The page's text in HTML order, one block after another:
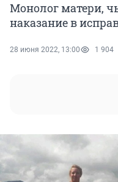
Монолог матери,
наказание в
28 июня 2022, 13:00 1 904